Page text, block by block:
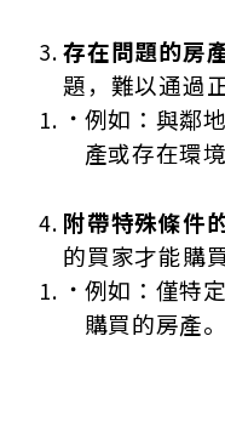
存在問題的房
題，難以通過
例如：與鄰
產或存在環
附帶特殊條件
的買家才能購
例如：僅特
購買的房產。